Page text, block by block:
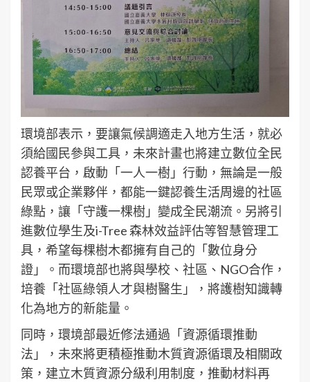
環境部表示，要讓氣候調適走入地方生活，就必
須給國民參與工具，未來計畫也將建立數位全民
認養平台，啟動「一人一樹」行動，無論是一般
民眾或企業夥伴，都能一鍵認養生活周邊的社區
綠點，讓「守護一棵樹」變成全民潮流。另將引
進數位學生及i-Tree 森林效益評估等智慧管理工
具，希望每棵樹木都擁有自己的「數位身分
證」。而環境部也將與學校、社區、NGO合作，
培養「社區綠領人才與樹醫生」，將護樹知識轉
化為地方的新能量。
同時，環境部最近修法通過「資源循環推動
法」，未來將更積極推動木質資源循環及相關政
策，建立木質資源分級利用制度，推動材料再